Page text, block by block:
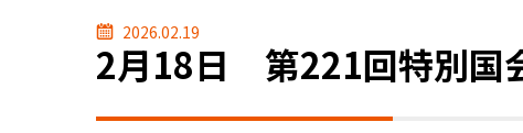
2026.02.19
2月18日 第221回特別国